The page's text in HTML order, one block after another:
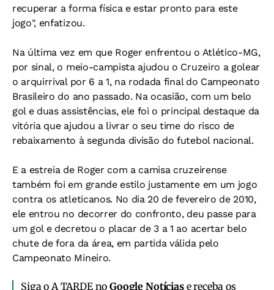
recuperar a forma física e estar pronto para este
jogo", enfatizou.
Na última vez em que Roger enfrentou o Atlético-MG,
por sinal, o meio-campista ajudou o Cruzeiro a golear
o arquirrival por 6 a 1, na rodada final do Campeonato
Brasileiro do ano passado. Na ocasião, com um belo
gol e duas assistências, ele foi o principal destaque da
vitória que ajudou a livrar o seu time do risco de
rebaixamento à segunda divisão do futebol nacional.
E a estreia de Roger com a camisa cruzeirense
também foi em grande estilo justamente em um jogo
contra os atleticanos. No dia 20 de fevereiro de 2010,
ele entrou no decorrer do confronto, deu passe para
um gol e decretou o placar de 3 a 1 ao acertar belo
chute de fora da área, em partida válida pelo
Campeonato Mineiro.
Siga o A TARDE noGoogle Notíciase receba os